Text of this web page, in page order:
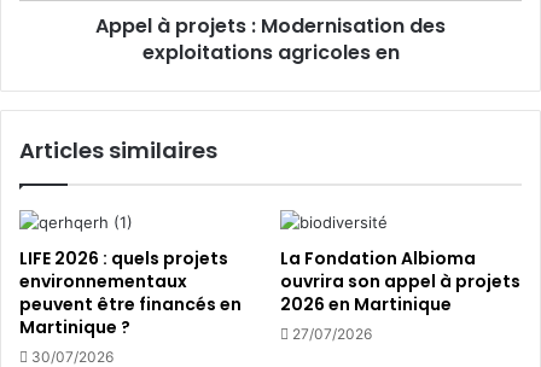
n
v
i
o
n
d
a
n
M
e
r
n
i
s
a
Appel à projets : Modernisation des
exploitations agricoles en
Articles similaires
LIFE 2026 : quels projets
environnementaux
peuvent être financés en
Martinique ?
30/07/2026
La Fondation Albioma
ouvrira son appel à projets
2026 en Martinique
27/07/2026